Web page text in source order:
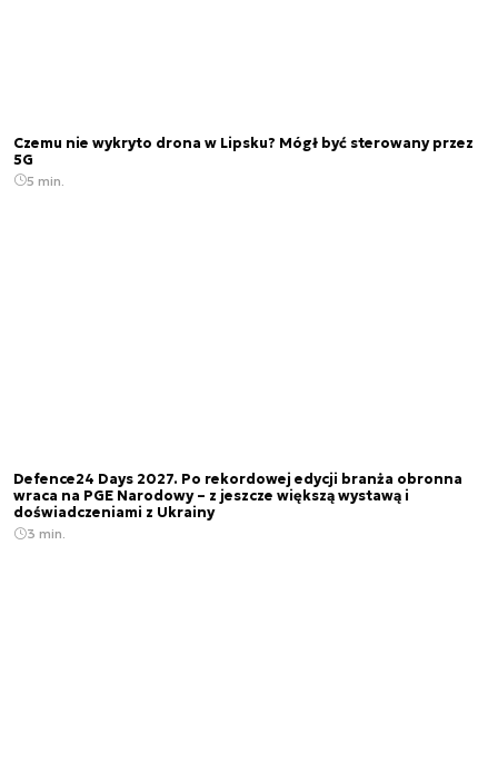
Czemu nie wykryto drona w Lipsku? Mógł być sterowany przez
5G
5 min.
Defence24 Days 2027. Po rekordowej edycji branża obronna
wraca na PGE Narodowy – z jeszcze większą wystawą i
doświadczeniami z Ukrainy
3 min.